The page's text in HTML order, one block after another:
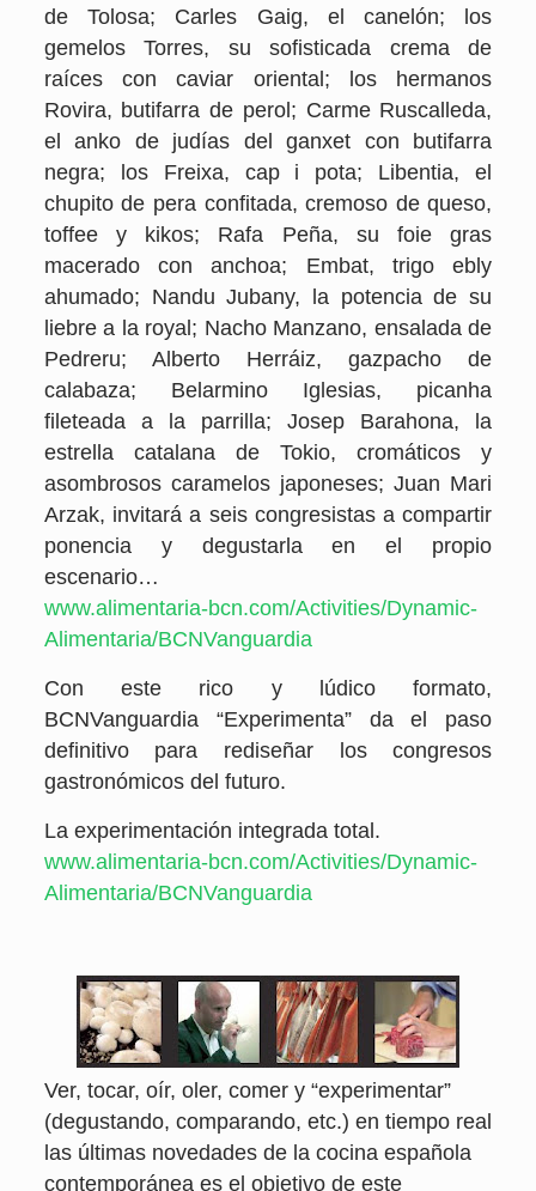
de Tolosa; Carles Gaig, el canelón; los
gemelos Torres, su sofisticada crema de
raíces con caviar oriental; los hermanos
Rovira, butifarra de perol; Carme Ruscalleda,
el anko de judías del ganxet con butifarra
negra; los Freixa, cap i pota; Libentia, el
chupito de pera confitada, cremoso de queso,
toffee y kikos; Rafa Peña, su foie gras
macerado con anchoa; Embat, trigo ebly
ahumado; Nandu Jubany, la potencia de su
liebre a la royal; Nacho Manzano, ensalada de
Pedreru; Alberto Herráiz, gazpacho de
calabaza; Belarmino Iglesias, picanha
fileteada a la parrilla; Josep Barahona, la
estrella catalana de Tokio, cromáticos y
asombrosos caramelos japoneses; Juan Mari
Arzak, invitará a seis congresistas a compartir
ponencia y degustarla en el propio
escenario…
www.alimentaria-bcn.com/Activities/Dynamic-
Alimentaria/BCNVanguardia
Con este rico y lúdico formato,
BCNVanguardia “Experimenta” da el paso
definitivo para rediseñar los congresos
gastronómicos del futuro.
La experimentación integrada total.
www.alimentaria-bcn.com/Activities/Dynamic-
Alimentaria/BCNVanguardia
Ver, tocar, oír, oler, comer y “experimentar”
(degustando, comparando, etc.) en tiempo real
las últimas novedades de la cocina española
contemporánea es el objetivo de este